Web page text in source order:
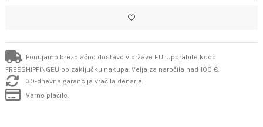
Ponujamo brezplačno dostavo v države EU. Uporabite kodo
FREESHIPPINGEU ob zaključku nakupa. Velja za naročila nad 100 €.
30-dnevna garancija vračila denarja.
Varno plačilo.